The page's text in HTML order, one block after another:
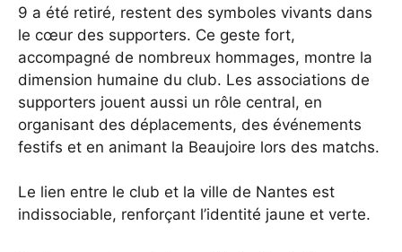
9 a été retiré, restent des symboles vivants dans
le cœur des supporters. Ce geste fort,
accompagné de nombreux hommages, montre la
dimension humaine du club. Les associations de
supporters jouent aussi un rôle central, en
organisant des déplacements, des événements
festifs et en animant la Beaujoire lors des matchs.
Le lien entre le club et la ville de Nantes est
indissociable, renforçant l’identité jaune et verte.